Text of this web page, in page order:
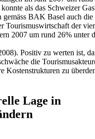
als das Schweizer
gemäss BAK Basel auch die
Tourismuswirtschaft der vier
2007 um rund 26% unter
Positiv zu werten ist,
die
Kostenstrukturen zu
Lage in